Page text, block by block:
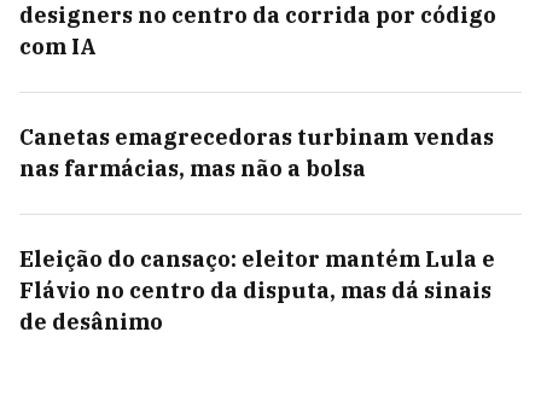
designers no centro da corrida por código
com IA
Canetas emagrecedoras turbinam vendas
nas farmácias, mas não a bolsa
Eleição do cansaço: eleitor mantém Lula e
Flávio no centro da disputa, mas dá sinais
de desânimo